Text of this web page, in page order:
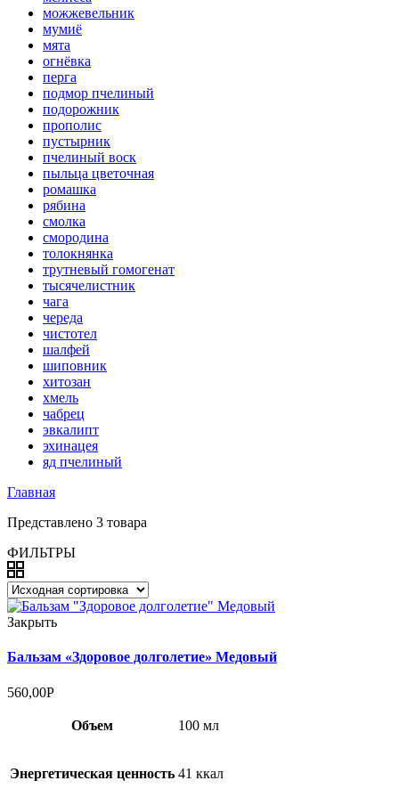
можжевельник
мумиё
мята
огнёвка
перга
подмор пчелиный
подорожник
прополис
пустырник
пчелиный воск
пыльца цветочная
ромашка
рябина
смолка
смородина
толокнянка
трутневый гомогенат
тысячелистник
чага
череда
чистотел
шалфей
шиповник
хитозан
хмель
чабрец
эвкалипт
эхинацея
яд пчелиный
Главная
Представлено 3 товара
ФИЛЬТРЫ
Закрыть
Бальзам «Здоровое долголетие» Медовый
560,00Р
Объем 100 мл
Энергетическая ценность 41 ккал